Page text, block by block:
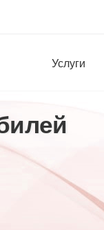
Услуги